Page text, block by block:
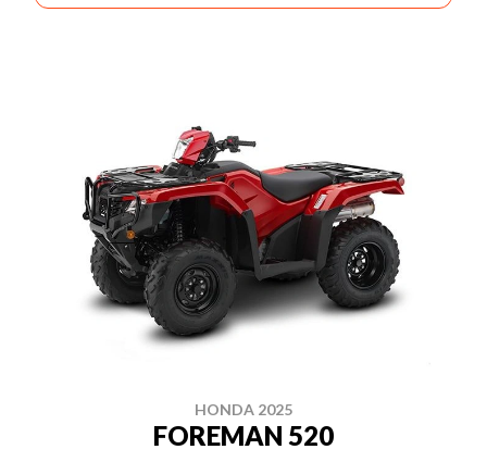
HONDA 2025
FOREMAN 520